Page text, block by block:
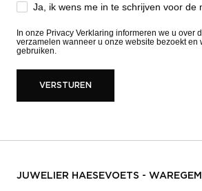
Ja, ik wens me in te schrijven voor de
In onze Privacy Verklaring informeren we u over
verzamelen wanneer u onze website bezoekt en
gebruiken.
VERSTUREN
JUWELIER HAESEVOETS - WAREGEM